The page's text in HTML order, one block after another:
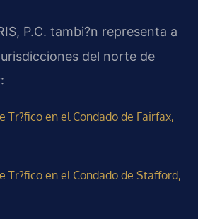
P.C. tambi?n representa a
del norte de
Tr?fico en el Condado de Fairfax,
Tr?fico en el Condado de Stafford,